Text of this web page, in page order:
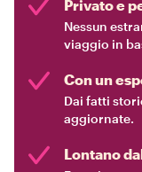
Privato e
Nessun
viaggio in
Con un
Dai fatti
aggiornate.
Lontano